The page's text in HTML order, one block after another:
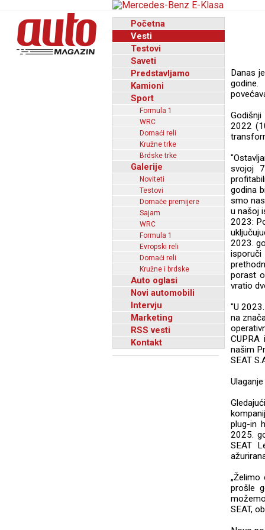
Početna
Vesti
Testovi
Saveti
Predstavljamo
Kamioni
Sport
Formula 1
WRC
Domaći reli
Kružne trke
Brdske trke
Galerije
Noviteti
Testovi
Domaće premijere
Sajam
WRC
Formula 1
Evropski reli
Domaći reli
Kružne i brdske
Auto oglasi
Novi automobili
Intervju
Marketing
RSS vesti
Kontakt
Danas
2022
svojoj
godina
smo
u našoj
2023:
2023.
porast
vratio
"U
na
našim
SEAT
plug-in
2025.
SEAT
prošle
SEAT,